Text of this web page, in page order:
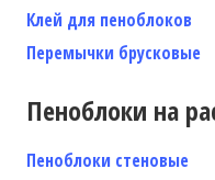
Клей для пеноблоков
Перемычки брусковые
Пеноблоки на
Пеноблоки стеновые